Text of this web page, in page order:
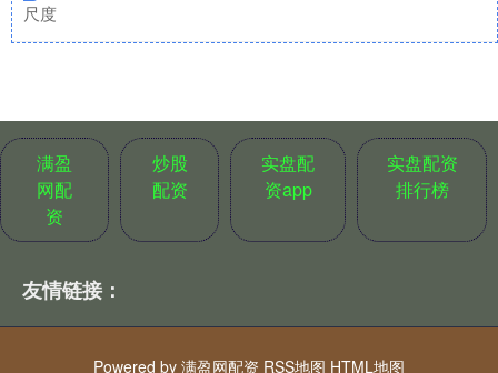
尺度
满盈
网配
资
炒股
配资
实盘配
资app
实盘配资
排行榜
友情链接：
Powered by 满盈网配资 RSS地图 HTML地图